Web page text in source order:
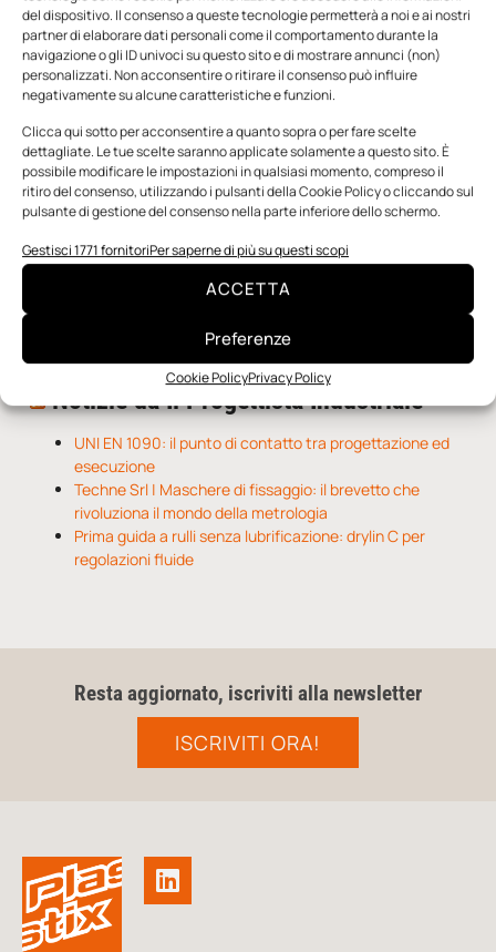
del dispositivo. Il consenso a queste tecnologie permetterà a noi e ai nostri
partner di elaborare dati personali come il comportamento durante la
navigazione o gli ID univoci su questo sito e di mostrare annunci (non)
personalizzati. Non acconsentire o ritirare il consenso può influire
negativamente su alcune caratteristiche e funzioni.
Clicca qui sotto per acconsentire a quanto sopra o per fare scelte
dettagliate. Le tue scelte saranno applicate solamente a questo sito. È
possibile modificare le impostazioni in qualsiasi momento, compreso il
ritiro del consenso, utilizzando i pulsanti della Cookie Policy o cliccando sul
pulsante di gestione del consenso nella parte inferiore dello schermo.
Gestisci 1771 fornitoriPer saperne di più su questi scopi
ACCETTA
Preferenze
Cookie PolicyPrivacy Policy
Edicola Web
Notizie da Meccanicanews
Una nuova mano robotica passa da una pinza all’altra
con un singolo motore
Applicazioni della fluidodinamica computazionale (CFD)
Notizie da Il Progettista Industriale
UNI EN 1090: il punto di contatto tra progettazione ed
esecuzione
Techne Srl | Maschere di fissaggio: il brevetto che
rivoluziona il mondo della metrologia
Prima guida a rulli senza lubrificazione: drylin C per
regolazioni fluide
Resta aggiornato, iscriviti alla newsletter
ISCRIVITI ORA!